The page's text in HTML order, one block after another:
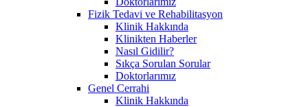
Fizik Tedavi ve Rehabilitasyon
Klinik Hakkında
Klinikten Haberler
Nasıl Gidilir?
Sıkça Sorulan Sorular
Doktorlarımız
Genel Cerrahi
Klinik Hakkında